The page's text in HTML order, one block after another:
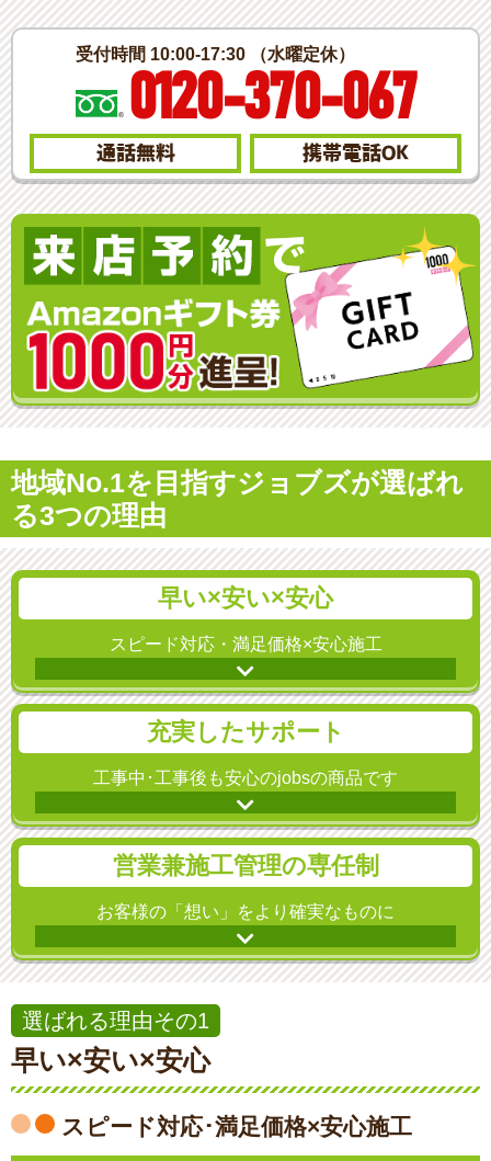
受付時間 10:00-17:30 （水曜定休）
0120-370-067
通話無料 携帯電話OK
地域No.1を目指すジョブズが選ばれ
る3つの理由
早い×安い×安心
スピード対応・満足価格×安心施工
充実したサポート
工事中･工事後も安心のjobsの商品です
営業兼施工管理の専任制
お客様の「想い」をより確実なものに
選ばれる理由その1
早い×安い×安心
スピード対応･満足価格×安心施工